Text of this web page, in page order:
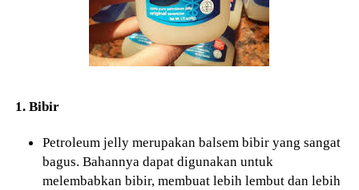
1. Bibir
Petroleum jelly merupakan balsem bibir yang sangat
bagus. Bahannya dapat digunakan untuk
melembabkan bibir, membuat lebih lembut dan lebih